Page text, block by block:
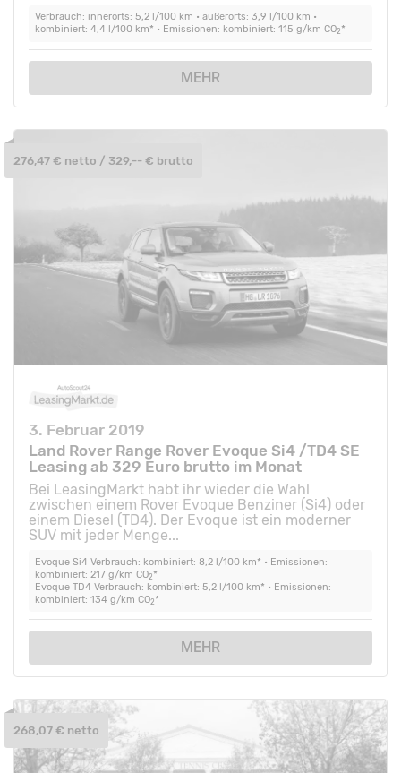
Verbrauch: innerorts: 5,2 l/100 km • außerorts: 3,9 l/100 km •
kombiniert: 4,4 l/100 km* • Emissionen: kombiniert: 115 g/km CO2*
MEHR
3. Februar 2019
Land Rover Range Rover Evoque Si4 /TD4 SE
Leasing ab 329 Euro brutto im Monat
Bei LeasingMarkt habt ihr wieder die Wahl
zwischen einem Rover Evoque Benziner (Si4) oder
einem Diesel (TD4). Der Evoque ist ein moderner
SUV mit jeder Menge...
Evoque Si4 Verbrauch: kombiniert: 8,2 l/100 km* • Emissionen:
kombiniert: 217 g/km CO2*
Evoque TD4 Verbrauch: kombiniert: 5,2 l/100 km* • Emissionen:
kombiniert: 134 g/km CO2*
MEHR
276,47 € netto / 329,-- € brutto
268,07 € netto